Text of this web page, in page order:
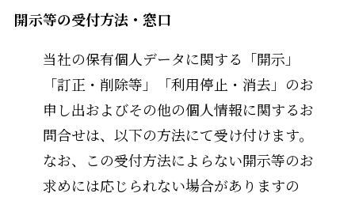
開示等の受付方法・窓口
当社の保有個人データに関する「開示」
「訂正・削除等」「利用停止・消去」のお
申し出およびその他の個人情報に関するお
問合せは、以下の方法にて受け付けます。
なお、この受付方法によらない開示等のお
求めには応じられない場合がありますの